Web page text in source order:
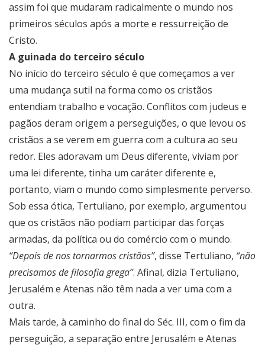
assim foi que mudaram radicalmente o mundo nos
primeiros séculos após a morte e ressurreição de
Cristo.
A guinada do terceiro século
No início do terceiro século é que começamos a ver
uma mudança sutil na forma como os cristãos
entendiam trabalho e vocação. Conflitos com judeus e
pagãos deram origem a perseguições, o que levou os
cristãos a se verem em guerra com a cultura ao seu
redor. Eles adoravam um Deus diferente, viviam por
uma lei diferente, tinha um caráter diferente e,
portanto, viam o mundo como simplesmente perverso.
Sob essa ótica, Tertuliano, por exemplo, argumentou
que os cristãos não podiam participar das forças
armadas, da política ou do comércio com o mundo.
“Depois de nos tornarmos cristãos”, disse Tertuliano, “não
precisamos de filosofia grega”. Afinal, dizia Tertuliano,
Jerusalém e Atenas não têm nada a ver uma com a
outra.
Mais tarde, à caminho do final do Séc. III, com o fim da
perseguição, a separação entre Jerusalém e Atenas